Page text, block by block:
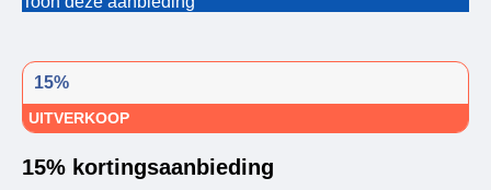
15%
UITVERKOOP
15% kortingsaanbieding